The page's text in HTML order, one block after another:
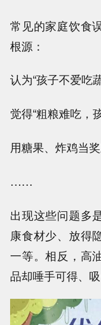
常见的家庭饮食
根源：
认为“孩子不爱吃
觉得“粗粮难吃，
用糖果、炸鸡当
……
出现这些问题多
康食材少、放得
一等。相反，高
品却唾手可得、吸